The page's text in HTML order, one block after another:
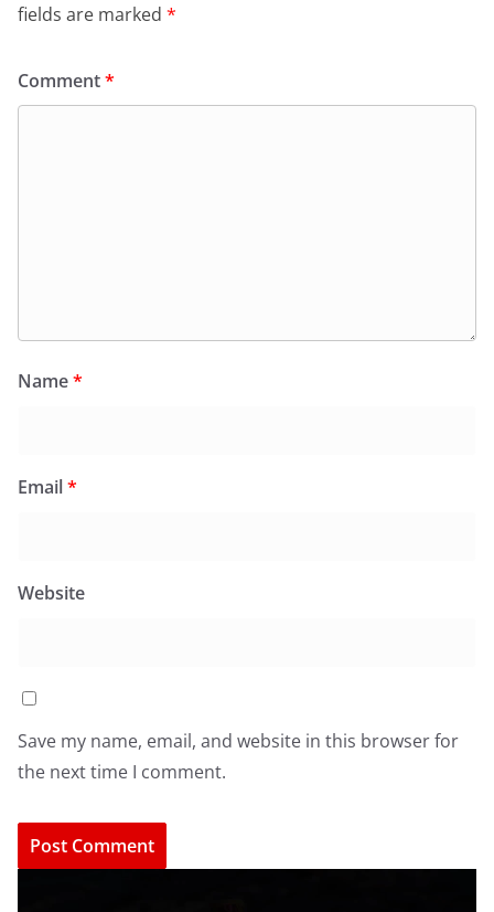
fields are marked *
Comment*
Name*
Email*
Website
Save my name, email, and website in this browser for
the next time I comment.